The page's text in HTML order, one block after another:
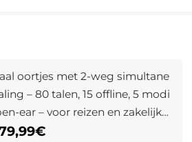
oortjes met 2-weg simultane
– 80 talen, 15 offline, 5 modi
ear – voor reizen en zakelijk
– Kentfaith